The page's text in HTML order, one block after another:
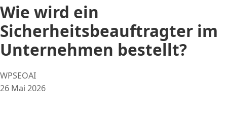
Wie wird ein
Sicherheitsbeauftragter im
Unternehmen bestellt?
Posted
by:
WPSEOAI
26 Mai 2026